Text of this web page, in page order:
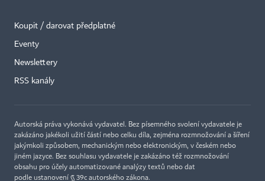
Koupit / darovat předplatné
Eventy
Newslettery
RSS kanály
Autorská práva vykonává vydavatel. Bez písemného svolení vydavatele je
zakázáno jakékoli užití částí nebo celku díla, zejména rozmnožování a šíření
jakýmkoli způsobem, mechanickým nebo elektronickým, v českém nebo
jiném jazyce. Bez souhlasu vydavatele je zakázáno též rozmnožování
obsahu pro účely automatizované analýzy textů nebo dat
podle ustanovení § 39c autorského zákona.